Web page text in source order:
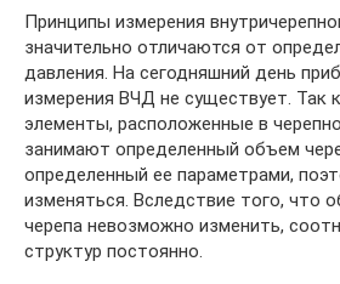
Принципы измерения
значительно отличаются от
давления. На сегодняшний день
измерения ВЧД не существует. Так
элементы, расположенные в
занимают определенный объем
определенный ее параметрами,
изменяться. Вследствие того, что
черепа невозможно изменить,
структур постоянно.